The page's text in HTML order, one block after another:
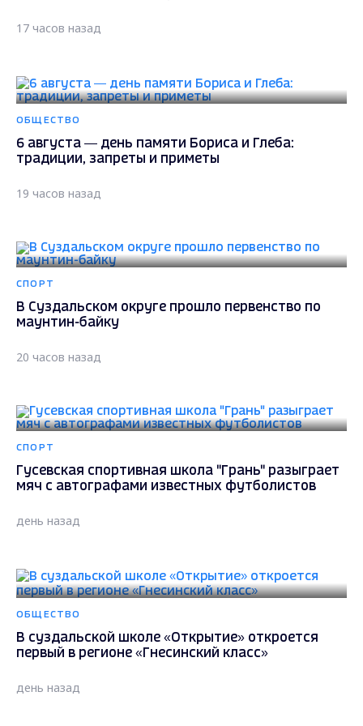
17 часов назад
ОБЩЕСТВО
6 августа — день памяти Бориса и Глеба:
традиции, запреты и приметы
19 часов назад
СПОРТ
В Суздальском округе прошло первенство по
маунтин-байку
20 часов назад
СПОРТ
Гусевская спортивная школа "Грань" разыграет
мяч с автографами известных футболистов
день назад
ОБЩЕСТВО
В суздальской школе «Открытие» откроется
первый в регионе «Гнесинский класс»
день назад